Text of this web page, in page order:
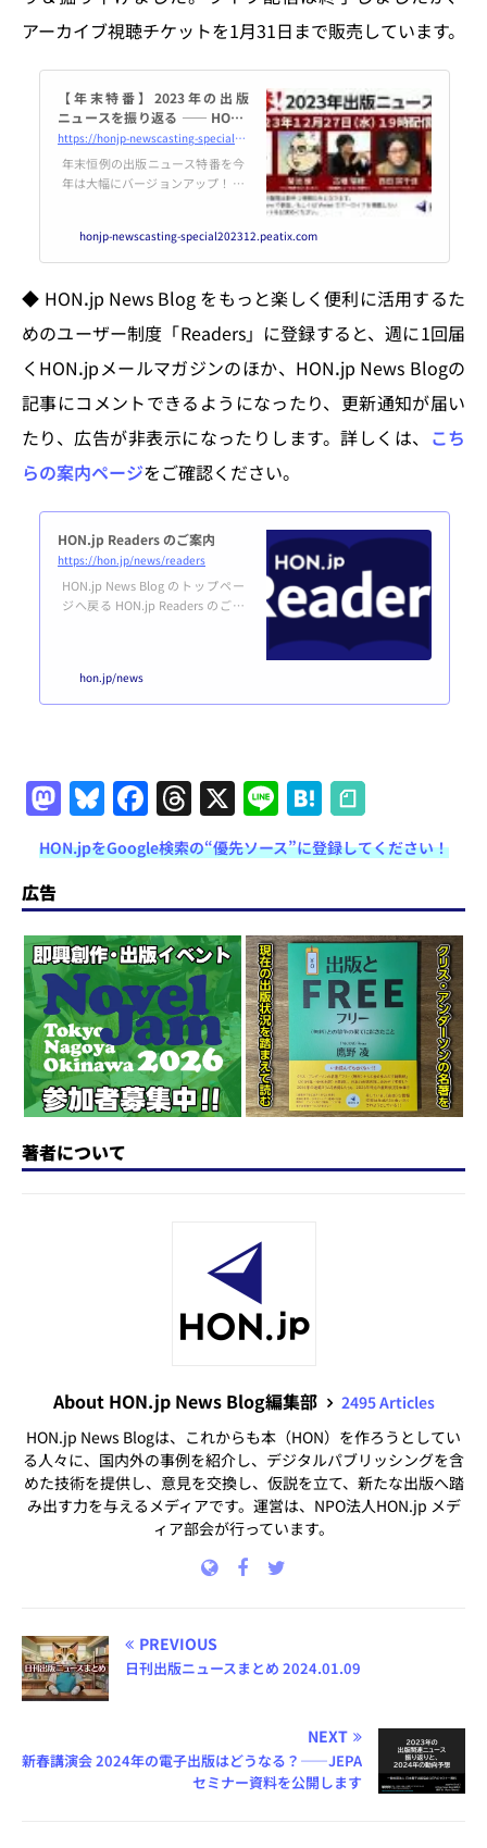
アーカイブ視聴チケットを1月31日まで販売しています。
【年末特番】2023年の出版
ニュースを振り返る ―― HON.j
p News Casting / 大西隆幸×菊
池健×古幡瑞穂×西田宗千佳×
鷹野凌
https://honjp-newscasting-special202312.peatix.com
年末恒例の出版ニュース特番を今
年は大幅にバージョンアップ！ 出
（メディアコンサルタント）、菊
池健さん（マンガ業界Newsま... p
cket.
honjp-newscasting-special202312.peatix.com
◆ HONꓸjp News Blog をもっと楽しく便利に活用するた
めのユーザー制度「Readers」に登録すると、週に1回届
くHONꓸjpメールマガジンのほか、HONꓸjp News Blogの
記事にコメントできるようになったり、更新通知が届い
たり、広告が非表示になったりします。詳しくは、 こち
らの案内ページをご確認ください。
HON.jp Readers のご案内
https://hon.jp/news/readers
HON.jp News Blog のトップペー
ジへ戻る HON.jp Readers のご案
誰でも無料で登録できます。利用
規約はこちら。登録する あなた
jp News Blogは、紙だけでなくデ
ジタル出版も含めた、広い意味で
の本（HON）のつくり手をエン
パ...
hon.jp/news
M
a
st
o
d
o
n
Bl
u
e
s
k
y
F
a
c
e
b
o
o
k
T
h
re
a
d
s
X Li
n
e
H
at
e
n
a
HON.jpをGoogle検索の“優先ソース”に登録してください！
広告
著者について
About HON.jp News Blog編集部
2495 Articles
HON.jp News Blogは、これからも本（HON）を作ろうとしてい
る人々に、国内外の事例を紹介し、デジタルパブリッシングを含
めた技術を提供し、意見を交換し、仮説を立て、新たな出版へ踏
み出す力を与えるメディアです。運営は、NPO法人HON.jp メデ
ィア部会が行っています。
PREVIOUS
日刊出版ニュースまとめ 2024.01.09
NEXT
新春講演会 2024年の電子出版はどうなる？――JEPA
セミナー資料を公開します